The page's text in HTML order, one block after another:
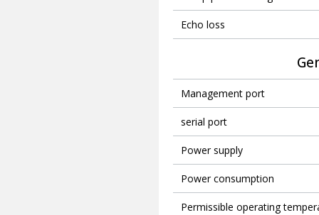
Echo loss
Management port
serial port
Power supply
Power consumption
Permissible operating